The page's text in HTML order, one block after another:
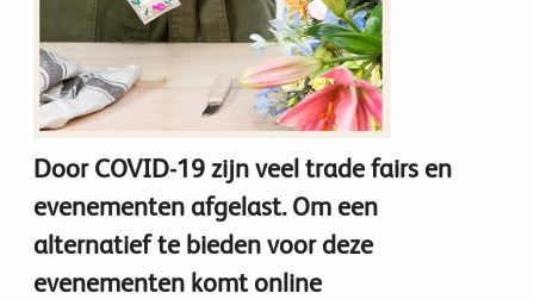
Door COVID-19 zijn veel trade fairs en
evenementen afgelast. Om een
alternatief te bieden voor deze
evenementen komt online